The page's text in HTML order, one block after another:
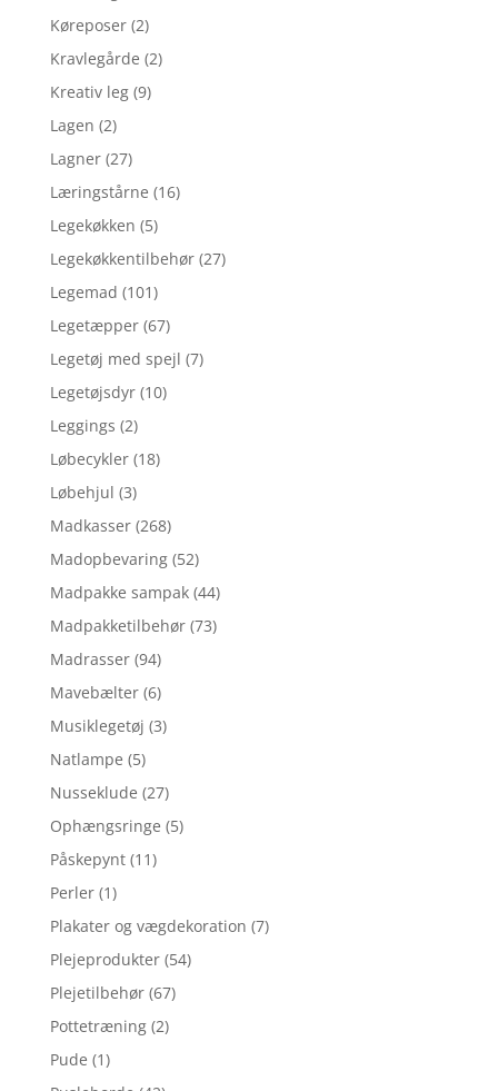
Køreposer (2)
Kravlegårde (2)
Kreativ leg (9)
Lagen (2)
Lagner (27)
Læringstårne (16)
Legekøkken (5)
Legekøkkentilbehør (27)
Legemad (101)
Legetæpper (67)
Legetøj med spejl (7)
Legetøjsdyr (10)
Leggings (2)
Løbecykler (18)
Løbehjul (3)
Madkasser (268)
Madopbevaring (52)
Madpakke sampak (44)
Madpakketilbehør (73)
Madrasser (94)
Mavebælter (6)
Musiklegetøj (3)
Natlampe (5)
Nusseklude (27)
Ophængsringe (5)
Påskepynt (11)
Perler (1)
Plakater og vægdekoration (7)
Plejeprodukter (54)
Plejetilbehør (67)
Pottetræning (2)
Pude (1)